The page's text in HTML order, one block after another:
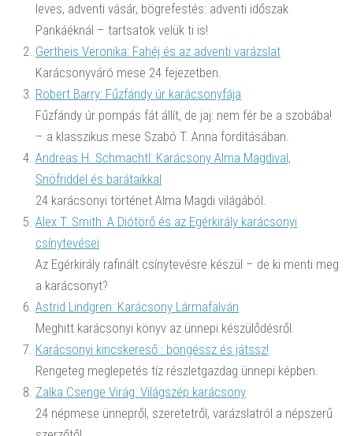
leves, adventi vásár, bögrefestés: adventi időszak
Pankáéknál – tartsatok velük ti is!
Gertheis Veronika: Fahéj és az adventi varázslat
Karácsonyváró mese 24 fejezetben.
Robert Barry: Fűzfándy úr karácsonyfája
Fűzfándy úr pompás fát állít, de jaj: nem fér be a szobába!
– a klasszikus mese Szabó T. Anna fordításában.
Andreas H. Schmachtl: Karácsony Alma Magdival,
Snöfriddel és barátaikkal
24 karácsonyi történet Alma Magdi világából.
Alex T. Smith: A Diótörő és az Egérkirály karácsonyi
csínytevései
Az Egérkirály rafinált csínytevésre készül – de ki menti meg
a karácsonyt?
Astrid Lindgren: Karácsony Lármafalván
Meghitt karácsonyi könyv az ünnepi készülődésről.
Karácsonyi kincskereső : böngéssz és játssz!
Rengeteg meglepetés tíz részletgazdag ünnepi képben.
Zalka Csenge Virág: Világszép karácsony
24 népmese ünnepről, szeretetről, varázslatról a népszerű